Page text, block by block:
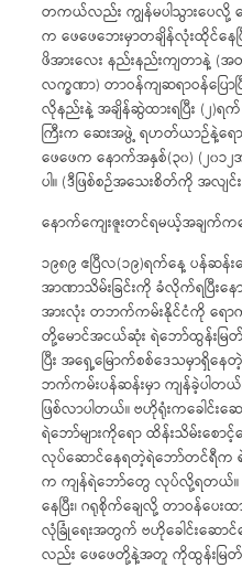
တကယ်လည်း ကျွန်မပါသွားပေလို့
က ဖေဖေဘေးမှာတချိန်လုံးထိုင်နေပ
ဖိအားလေး နည်းနည်းကျတာနဲ့ (
လက္ခဏာ) တာဝန်ကျဆရာဝန်ပြော
လိုနည်းနဲ့ အချိန်ဆွဲထားရပြီး (၂)ရ
ကြီးက ဆေးအဖွဲ့ ရဟတ်ယာဉ်နဲ့
ဖေဖေက နောက်အနှစ်(၃၀) (၂၀
ပါ။ (ဒီဖြစ်စဉ်အသေးစိတ်ကို အလျင်
နောက်ကျေးဇူးတင်ရမယ့်အချက်
၁၉၈၉ ဧပြီလ(၁၉)ရက်နေ့ ပန်ဆန်
အာဏာသိမ်းခြင်းကို ခံလိုက်ရပြီး
အားလုံး တဘက်ကမ်းနိုင်ငံကို ရောက်
တို့မောင်အငယ်ဆုံး ရဲဘော်ထွန်းမ
ပြီး အရှေ့မြောက်စစ်ဒေသမှာရှိန
ဘက်ကမ်းပန်ဆန်းမှာ ကျန်ခဲ့ပါတ
ဖြစ်လာပါတယ်။ ဗဟိုရုံးကခေါင်းဆ
ရဲဘော်များကိုရော ထိန်းသိမ်းစေ
လုပ်ဆောင်နေရတဲ့ရဲဘော်တင်ရီက
က ကျန်ရဲဘော်တွေ လုပ်လို့ရတယ်။ ခင်
နေပြီး၊ ဂရုစိုက်ချေလို့ တာဝန်ပေ
လုံခြုံရေးအတွက် ဗဟိုခေါင်းဆော
လည်း ဖေဖေတို့နဲ့အတူ ကိုထွန်းမြ